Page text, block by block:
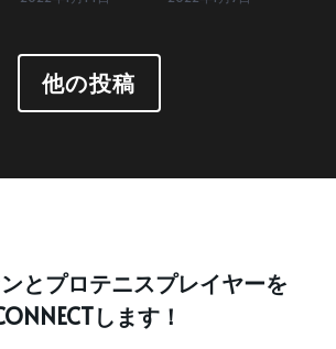
他の投稿
とプロテニスプレイヤーを
します！